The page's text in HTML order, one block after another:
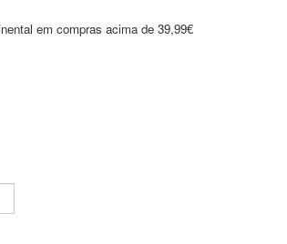
em compras acima de 39,99€